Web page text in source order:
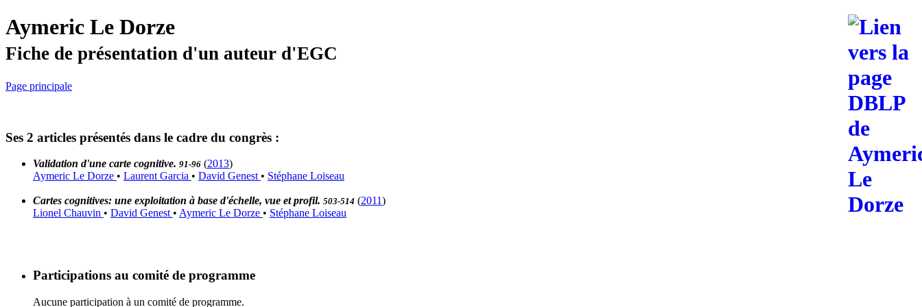
Aymeric Le Dorze
Fiche de présentation d'un auteur d'EGC
Page principale
Ses 2 articles présentés dans le cadre du congrès :
Validation d'une carte cognitive. 91-96 (2013)
Aymeric Le Dorze • Laurent Garcia • David Genest • Stéphane Loiseau
Cartes cognitives: une exploitation à base d'échelle, vue et profil. 503-514 (2011)
Lionel Chauvin • David Genest • Aymeric Le Dorze • Stéphane Loiseau
Participations au comité de programme
Aucune participation à un comité de programme.